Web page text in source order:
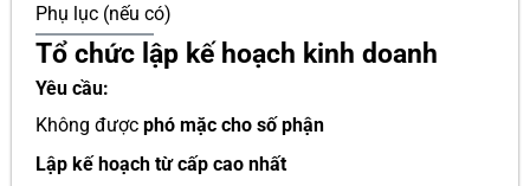
Phụ lục (nếu có)
Tổ chức lập kế hoạch kinh doanh
Yêu cầu:
Không được phó mặc cho số phận
Lập kế hoạch từ cấp cao nhất